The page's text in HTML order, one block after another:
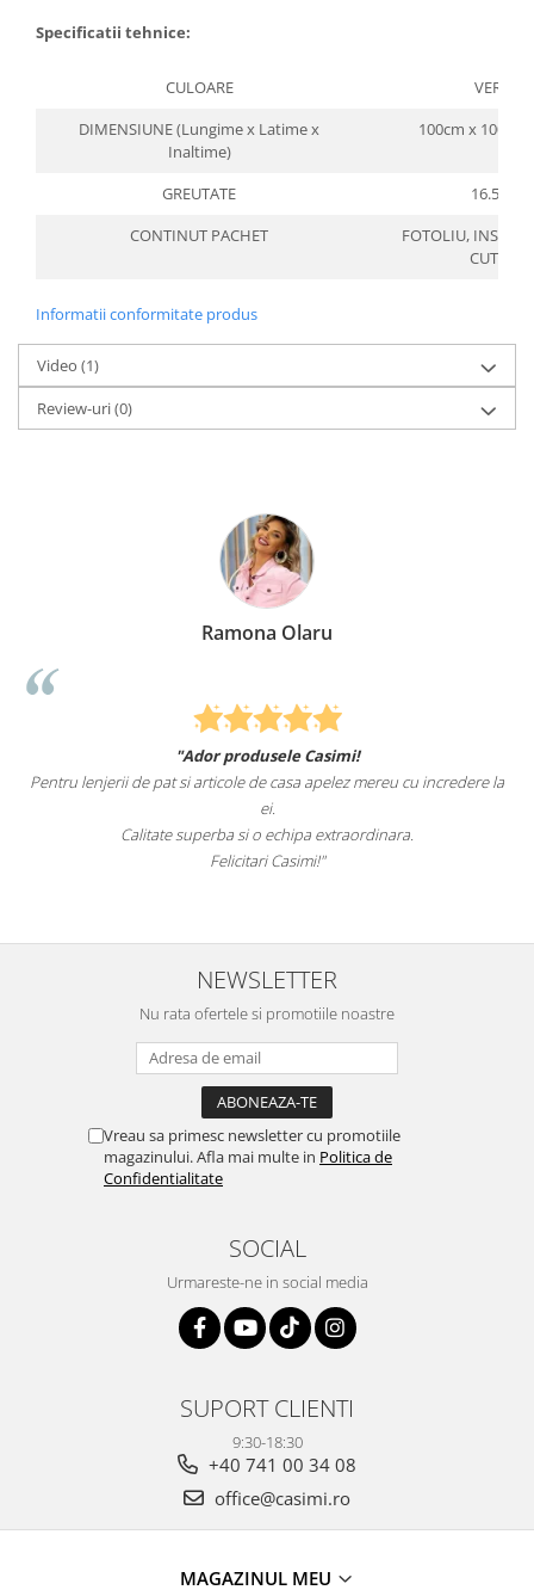
Specificatii tehnice:
CULOARE
VERDE
DIMENSIUNE (Lungime x Latime x
Inaltime)
100cm x 100cm
GREUTATE
16.5 KG
CONTINUT PACHET
FOTOLIU,
CUTTER
Informatii conformitate produs
Video (1)
Review-uri(0)
Ramona Olaru
"Ador produsele Casimi!
Pentru lenjerii de pat si articole de casa apelez mereu cu incredere la
ei.
Calitate superba si o echipa extraordinara.
Felicitari Casimi!"
NEWSLETTER
Nu rata ofertele si promotiile noastre
Vreau sa primesc newsletter cu promotiile
magazinului. Afla mai multe in Politica de
Confidentialitate
SOCIAL
Urmareste-ne in social media
SUPORT CLIENTI
9:30-18:30
+40 741 00 34 08
office@casimi.ro
MAGAZINUL MEU